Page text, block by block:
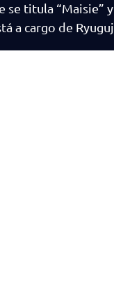
se titula “Maisie”
a cargo de